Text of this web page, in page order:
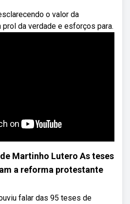
o valor da
prol da verdade e esforços para.
Martinho Lutero As teses
a reforma protestante
falar das 95 teses de